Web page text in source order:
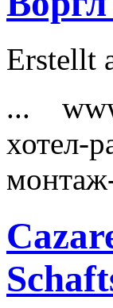
Erstellt
...
хотел-